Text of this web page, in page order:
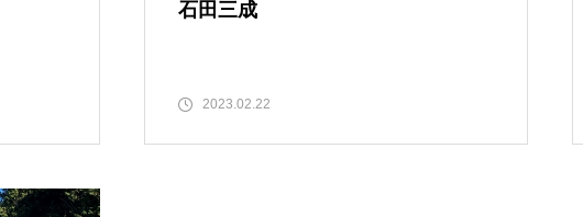
石田三成
2023.02.22